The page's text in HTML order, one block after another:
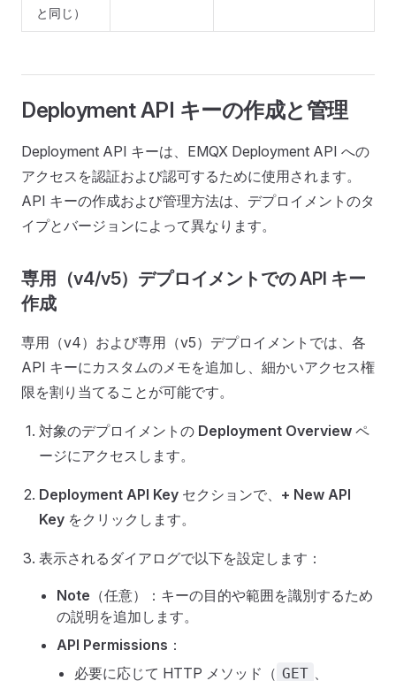
と同じ）
Deployment API キーの作成と管理
Deployment API キーは、EMQX Deployment API への
アクセスを認証および認可するために使用されます。
API キーの作成および管理方法は、デプロイメントのタ
イプとバージョンによって異なります。
専用（v4/v5）デプロイメントでの API キー
作成
専用（v4）および専用（v5）デプロイメントでは、各
API キーにカスタムのメモを追加し、細かいアクセス権
限を割り当てることが可能です。
対象のデプロイメントの Deployment Overview ペ
ージにアクセスします。
Deployment API Key セクションで、 + New API
Key をクリックします。
表示されるダイアログで以下を設定します：
Note （任意）：キーの目的や範囲を識別するため
の説明を追加します。
API Permissions ：
必要に応じて HTTP メソッド（ GET 、